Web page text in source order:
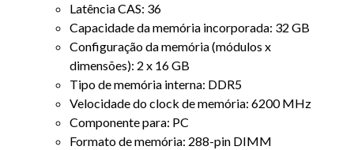
Latência CAS: 36
Capacidade da memória incorporada: 32 GB
Configuração da memória (módulos x
dimensões): 2 x 16 GB
Tipo de memória interna: DDR5
Velocidade do clock de memória: 6200 MHz
Componente para: PC
Formato de memória: 288-pin DIMM